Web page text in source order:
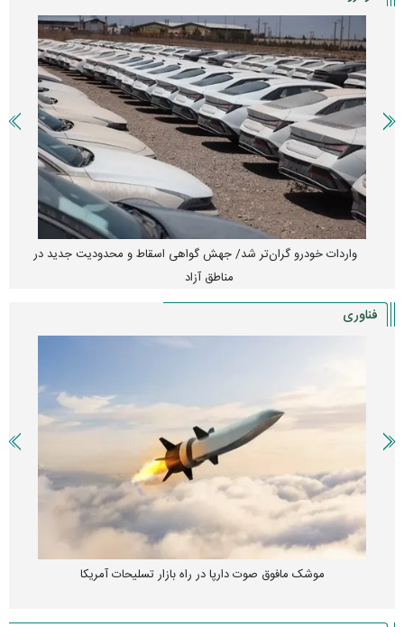
واردات خودرو گران‌تر شد/ جهش گواهی اسقاط و محدودیت جدید در
مناطق آزاد
فناوری
موشک مافوق صوت دارپا در راه بازار تسلیحات آمریکا